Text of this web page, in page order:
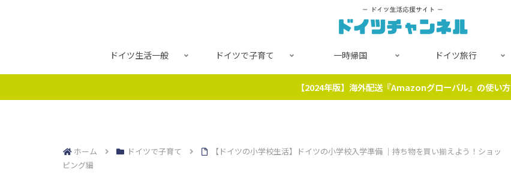
ドイツ生活一般 ドイツで子育て 一時帰国 ドイツ旅行
【2024年版】海外配送『Amazonグローバル』の使い方
ホーム ドイツで子育て
【ドイツの小学校生活】ドイツの小学校入学準備 ｜持ち物を買い揃えよう！ショッ
ピング編